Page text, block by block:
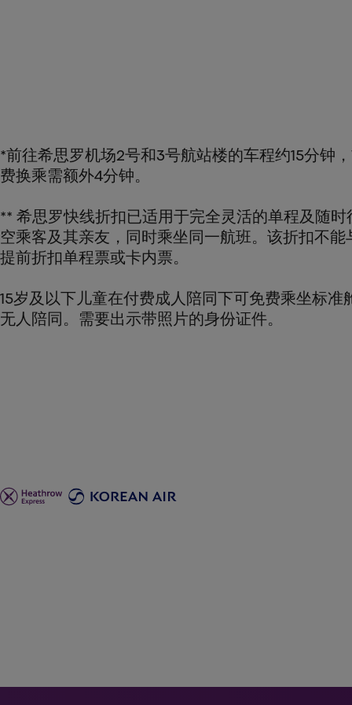
*前往希思罗机场2号和3号航站楼的车程约15分钟
费换乘需额外4分钟。
** 希思罗快线折扣已适用于完全灵活的单程及随
空乘客及其亲友，同时乘坐同一航班。该折扣不
提前折扣单程票或卡内票。
15岁及以下儿童在付费成人陪同下可免费乘坐标
无人陪同。需要出示带照片的身份证件。